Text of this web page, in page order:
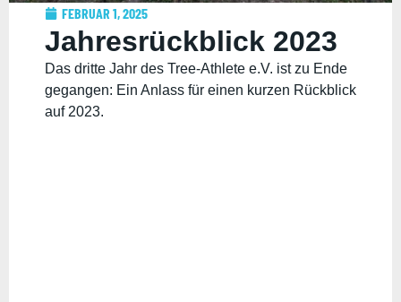
FEBRUAR 1, 2025
Jahresrückblick 2023
Das dritte Jahr des Tree-Athlete e.V. ist zu Ende
gegangen: Ein Anlass für einen kurzen Rückblick
auf 2023.